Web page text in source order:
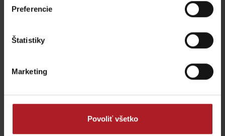
Preferencie
Štatistiky
Marketing
Povoliť všetko
Yuza Restaurant
G&T Square bistro
Liptovský Mikuláš
všetky miesta kde jesť a piť